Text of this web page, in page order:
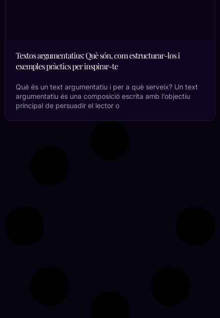
Textos argumentatius: Què són, com estructurar-los i
exemples pràctics per inspirar-te
Què és un text argumentatiu i per a què serveix? Un text
argumentatiu és una composició escrita amb l’objectiu
principal de persuadir el lector o